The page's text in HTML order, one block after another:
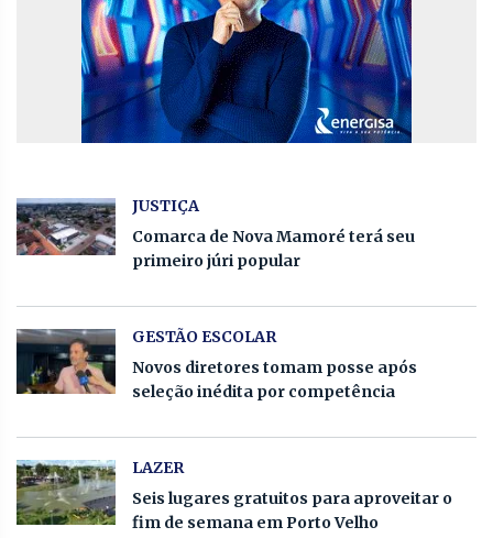
JUSTIÇA
Comarca de Nova Mamoré terá seu
primeiro júri popular
GESTÃO ESCOLAR
Novos diretores tomam posse após
seleção inédita por competência
LAZER
Seis lugares gratuitos para aproveitar o
fim de semana em Porto Velho